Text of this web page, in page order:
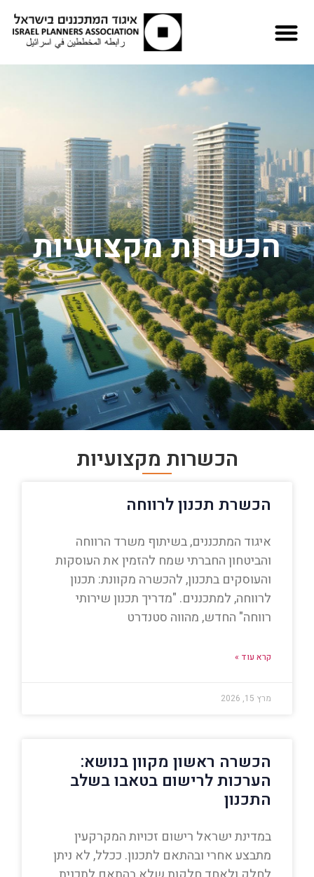
הכשרות מקצועיות
הכשרות מקצועיות
הכשרת תכנון לרווחה
איגוד המתכננים, בשיתוף משרד הרווחה
והביטחון החברתי שמח להזמין את העוסקות
והעוסקים בתכנון, להכשרה מקוונת: תכנון
לרווחה, למתכננים. "מדריך תכנון שירותי
רווחה" החדש, מהווה סטנדרט
קרא עוד »
מרץ 15, 2026
הכשרה ראשון מקוון בנושא:
הערכות לרישום בטאבו בשלב
התכנון
במדינת ישראל רישום זכויות המקרקעין
מתבצע אחרי ובהתאם לתכנון. ככלל, לא ניתן